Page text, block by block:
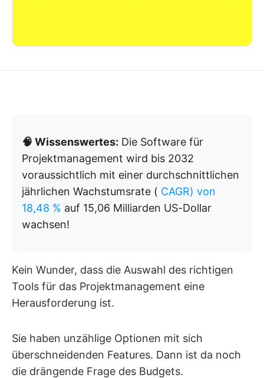
🧠 Wissenswertes: Die Software für
Projektmanagement wird bis 2032
voraussichtlich mit einer durchschnittlichen
jährlichen Wachstumsrate ( CAGR) von
18,48 % auf 15,06 Milliarden US-Dollar
wachsen!
Kein Wunder, dass die Auswahl des richtigen
Tools für das Projektmanagement eine
Herausforderung ist.
Sie haben unzählige Optionen mit sich
überschneidenden Features. Dann ist da noch
die drängende Frage des Budgets.